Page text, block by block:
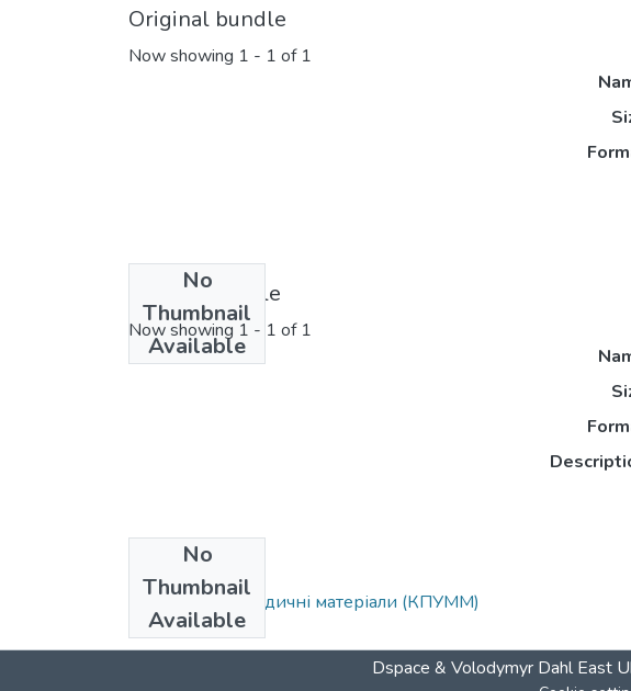
Original bundle
Now showing 1 - 1 of 1
No
Thumbnail
Available
License bundle
Now showing 1 - 1 of 1
No
Thumbnail
Available
Collections
Навчально-методичні матеріали (КПУММ)
Dspace & Volodymyr Dahl East